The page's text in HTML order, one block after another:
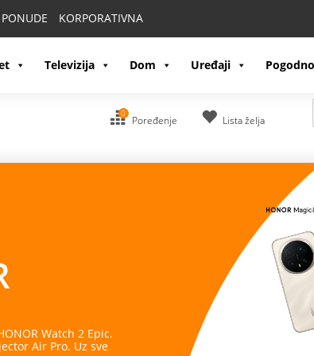
KORPORATIVNA
Televizija Dom Uređaji
0
Poređenje Lista želja
Watch 2 Epic.
Air Pro. Uz sve